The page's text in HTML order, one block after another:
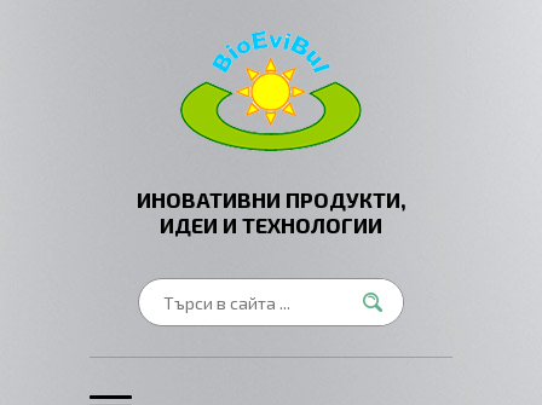
ИНОВАТИВНИ ПРОДУКТИ,
ИДЕИ И ТЕХНОЛОГИИ